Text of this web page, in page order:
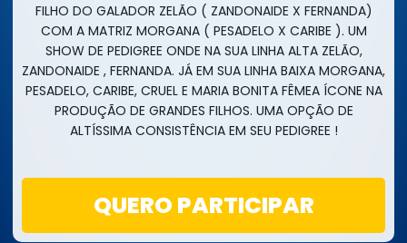
FILHO DO GALADOR ZELÃO ( ZANDONAIDE X FERNANDA)
COM A MATRIZ MORGANA ( PESADELO X CARIBE ). UM
SHOW DE PEDIGREE ONDE NA SUA LINHA ALTA ZELÃO,
ZANDONAIDE , FERNANDA. JÁ EM SUA LINHA BAIXA MORGANA,
PESADELO, CARIBE, CRUEL E MARIA BONITA FÊMEA ÍCONE NA
PRODUÇÃO DE GRANDES FILHOS. UMA OPÇÃO DE
ALTÍSSIMA CONSISTÊNCIA EM SEU PEDIGREE !
QUERO PARTICIPAR